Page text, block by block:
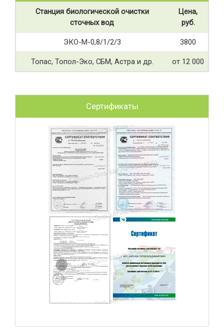
Станция биологической очистки
сточных вод
Цена,
руб.
ЭКО-М-0,8/1/2/3 3800
Топас, Топол-Эко, СБМ, Астра и др. от 12 000
Сертификаты